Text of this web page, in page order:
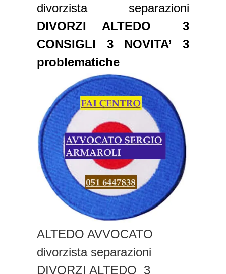
divorzista separazioni
DIVORZI ALTEDO 3
CONSIGLI 3 NOVITA’ 3
problematiche
ALTEDO AVVOCATO
divorzista separazioni
DIVORZI ALTEDO 3